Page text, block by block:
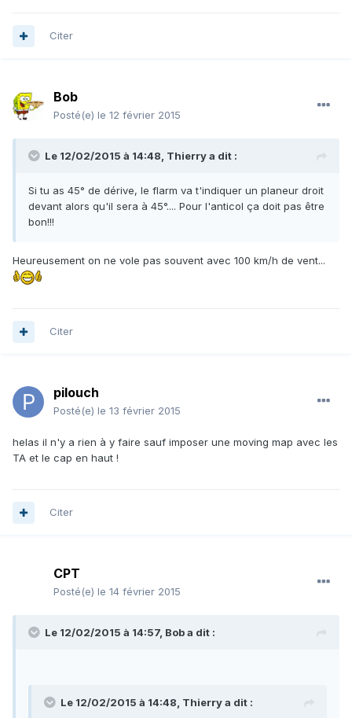
Citer
Bob
Posté(e) le 12 février 2015
Le 12/02/2015 à 14:48, Thierry a dit :
Si tu as 45° de dérive, le flarm va t'indiquer un planeur droit
devant alors qu'il sera à 45°.... Pour l'anticol ça doit pas être
bon!!!
Heureusement on ne vole pas souvent avec 100 km/h de vent...
Citer
pilouch
Posté(e) le 13 février 2015
helas il n'y a rien à y faire sauf imposer une moving map avec les
TA et le cap en haut !
Citer
CPT
Posté(e) le 14 février 2015
Le 12/02/2015 à 14:57, Bob a dit :
Le 12/02/2015 à 14:48, Thierry a dit :